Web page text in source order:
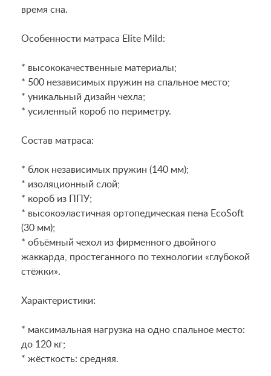
время сна.
Особенности матраса Elite Mild:
* высококачественные материалы;
* 500 независимых пружин на спальное место;
* уникальный дизайн чехла;
* усиленный короб по периметру.
Состав матраса:
* блок независимых пружин (140 мм);
* изоляционный слой;
* короб из ППУ;
* высокоэластичная ортопедическая пена EcoSoft
(30 мм);
* объёмный чехол из фирменного двойного
жаккарда, простеганного по технологии «глубокой
стёжки».
Характеристики:
* максимальная нагрузка на одно спальное место:
до 120 кг;
* жёсткость: средняя.